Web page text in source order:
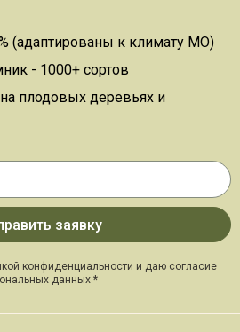
(адаптированы к климату МО)
- 1000+ сортов
плодовых деревьях и
конфиденциальности и даю согласие
данных *